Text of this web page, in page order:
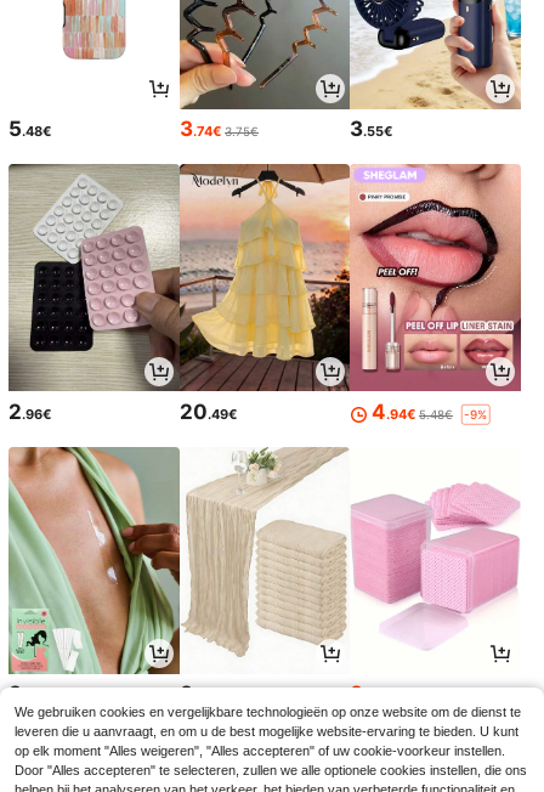
5.48€ 3.74€ 3.75€ 3.55€
2.96€ 20.49€ 4.94€ 5.48€ -9%
3 3 3
We gebruiken cookies en vergelijkbare technologieën op onze website om de dienst te
leveren die u aanvraagt, en om u de best mogelijke website-ervaring te bieden. U kunt
op elk moment "Alles weigeren", "Alles accepteren" of uw cookie-voorkeur instellen.
Door "Alles accepteren" te selecteren, zullen we alle optionele cookies instellen, die ons